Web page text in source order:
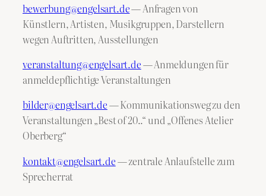
bewerbung@engelsart.de— Anfragen von
Künstlern, Artisten, Musikgruppen, Darstellern
wegen Auftritten, Ausstellungen
veranstaltung@engelsart.de— Anmeldungen für
anmeldepflichtige Veranstaltungen
bilder@engelsart.de— Kommunikationsweg zu den
Veranstaltungen „Best of 20..“ und „Offenes Atelier
Oberberg“
kontakt@engelsart.de— zentrale Anlaufstelle zum
Sprecherrat